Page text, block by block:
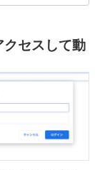
セスして動